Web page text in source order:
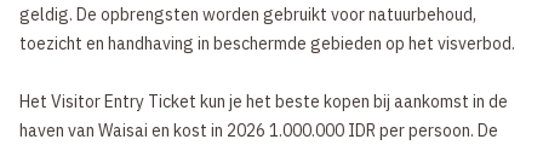
geldig. De opbrengsten worden gebruikt voor natuurbehoud,
toezicht en handhaving in beschermde gebieden op het visverbod.
Het Visitor Entry Ticket kun je het beste kopen bij aankomst in de
haven van Waisai en kost in 2026 1.000.000 IDR per persoon. De